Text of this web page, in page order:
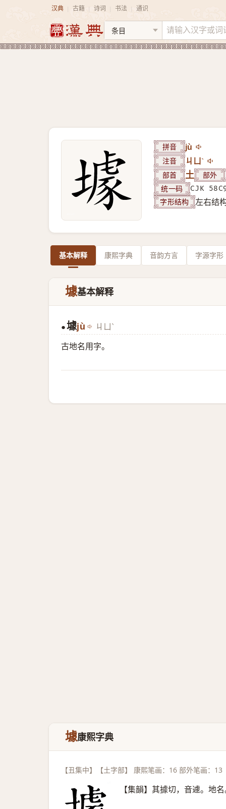
汉典 古籍 诗词 书法 通识
拼音 jù
注音 ㄐㄩˋ
部首 土 部外
统一码 CJK
字形结构 左右结
基本解释 康熙字典 音韵方言 字源字形
壉基本解释
● 壉jù ㄐㄩˋ
古地名用字。
壉康熙字典
【丑集中】【土字部】 康熙笔画：16 部外笔画：13
【集韻】其據切，音遽。地